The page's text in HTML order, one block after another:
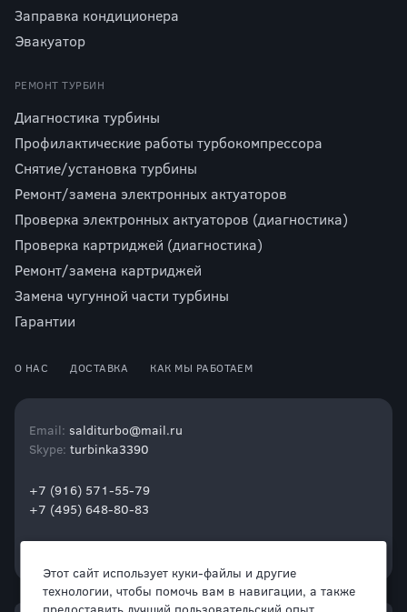
Заправка кондиционера
Эвакуатор
РЕМОНТ ТУРБИН
Диагностика турбины
Профилактические работы турбокомпрессора
Снятие/установка турбины
Ремонт/замена электронных актуаторов
Проверка электронных актуаторов (диагностика)
Проверка картриджей (диагностика)
Ремонт/замена картриджей
Замена чугунной части турбины
Гарантии
О НАС ДОСТАВКА КАК МЫ РАБОТАЕМ
Email: salditurbo@mail.ru
Skype: turbinka3390
+7 (916) 571-55-79
+7 (495) 648-80-83
Этот сайт использует куки-файлы и другие
технологии, чтобы помочь вам в навигации, а также